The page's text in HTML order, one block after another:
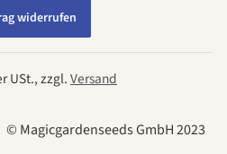
widerrufen
USt., zzgl.Versand
© Magicgardenseeds GmbH 2023